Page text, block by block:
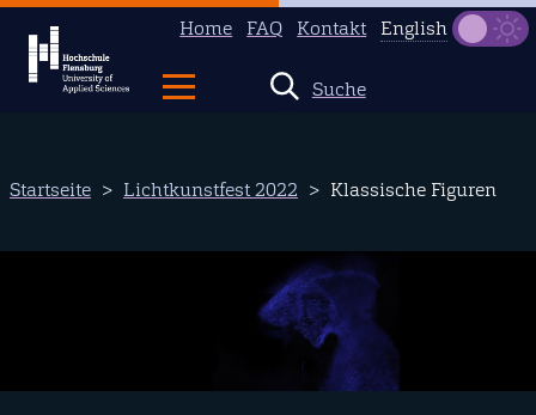
zum
Home FAQ Kontakt
not
our
English
Dunkel
Suche
Startseite Lichtkunstfest 2022 Klassische Figuren